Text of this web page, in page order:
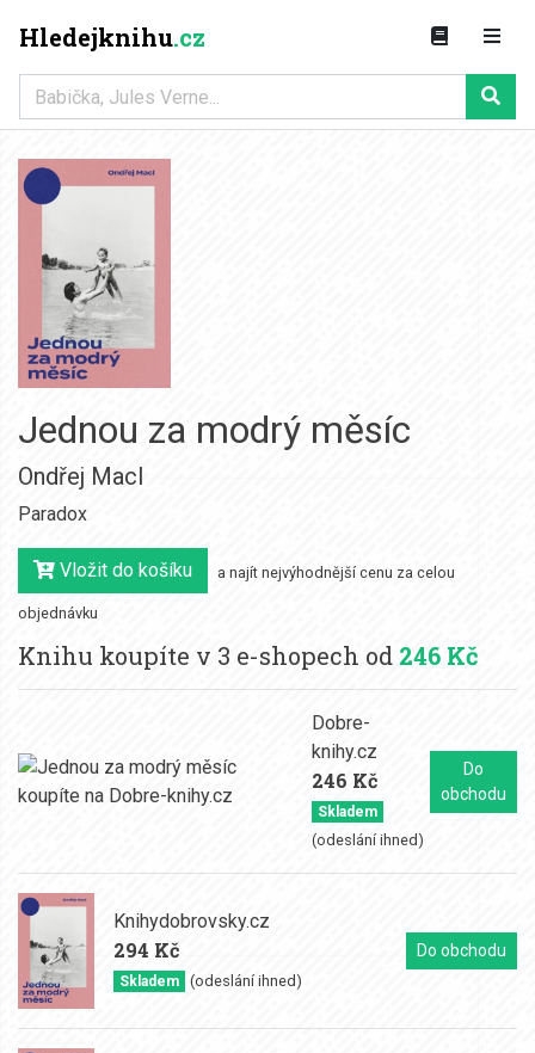
Hledejknihu.cz
Jednou za modrý měsíc
Ondřej Macl
Paradox
Vložit do košíku a najít nejvýhodnější cenu za celou
objednávku
Knihu koupíte v 3 e-shopech od 246 Kč
Dobre-
knihy.cz
246 Kč
Skladem
(odeslání ihned)
Do
obchodu
Knihydobrovsky.cz
294 Kč
Skladem (odeslání ihned)
Do obchodu